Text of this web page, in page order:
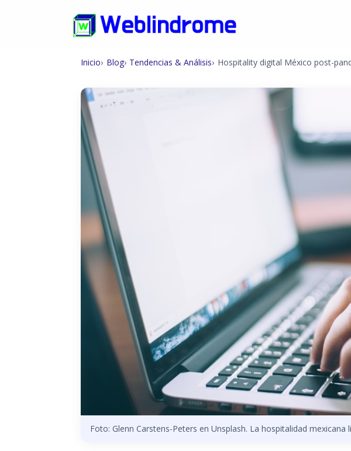
Inicio Blog Tendencias & Análisis Hospitality digital México post-
Foto: Glenn Carstens-Peters en Unsplash. La hospitalidad